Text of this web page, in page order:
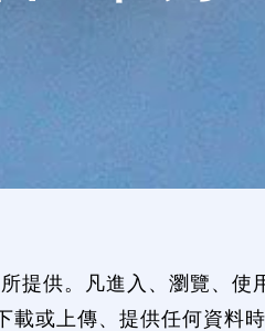
提供。凡進入、瀏覽、使
載或上傳、提供任何資料